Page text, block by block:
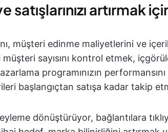
satışlarınızı artırmak
müşteri edinme maliyetlerini ve
sayısını kontrol etmek,
programınızın
başlangıçtan satışa kadar takip
dönüştürüyor, bağlantılara